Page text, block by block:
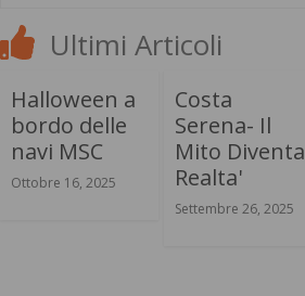
Ultimi Articoli
Halloween a
bordo delle
navi MSC
Ottobre 16, 2025
Costa
Serena- Il
Mito Diventa
Realta'
Settembre 26, 2025